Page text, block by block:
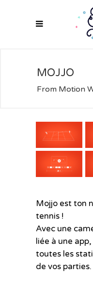
MOJJO
From Motion
Mojjo
Mojjo est ton
tennis !
Avec une
liée à une
toutes les
de vos parties.